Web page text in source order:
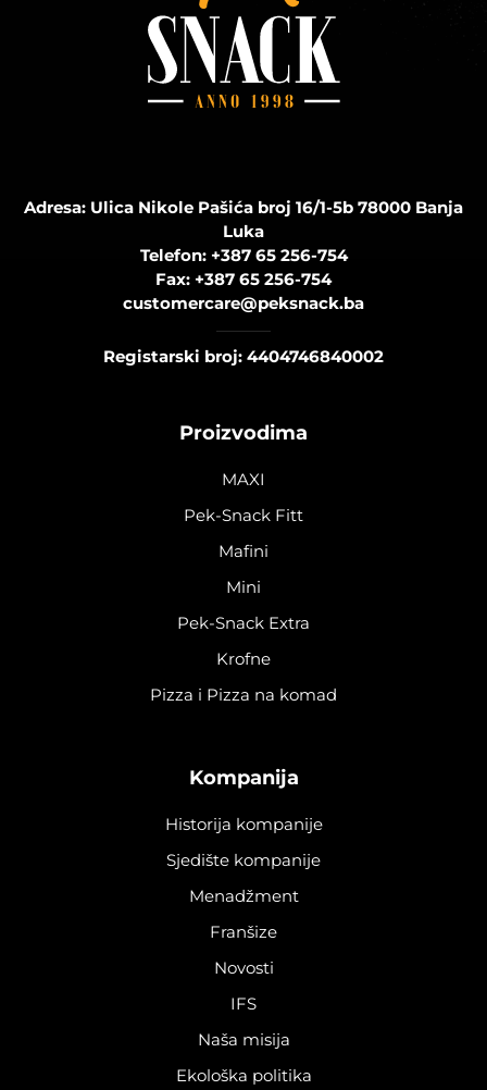
Adresa: Ulica Nikole Pašića broj 16/1-5b 78000 Banja
Luka
Telefon: +387 65 256-754
Fax: +387 65 256-754
customercare@peksnack.ba
Registarski broj: 4404746840002
Proizvodima
MAXI
Pek-Snack Fitt
Mafini
Mini
Pek-Snack Extra
Krofne
Pizza i Pizza na komad
Kompanija
Historija kompanije
Sjedište kompanije
Menadžment
Franšize
Novosti
IFS
Naša misija
Ekološka politika